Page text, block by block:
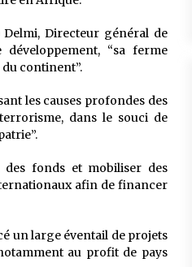
Delmi, Directeur général de
“sa ferme
continent”.
les causes profondes des
dans le souci de
des fonds et mobiliser des
afin de financer
un large éventail de projets
au profit de pays